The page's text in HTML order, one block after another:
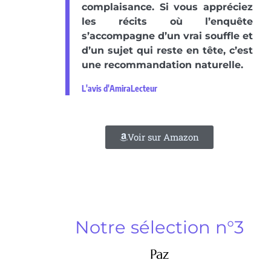
complaisance. Si vous appréciez
les récits où l’enquête
s’accompagne d’un vrai souffle et
d’un sujet qui reste en tête, c’est
une recommandation naturelle.
L'avis d'AmiraLecteur
Voir sur Amazon
Notre sélection n°3
Paz